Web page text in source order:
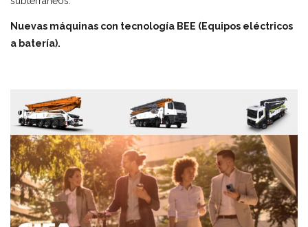
Nuevas máquinas con tecnología BEE (Equipos eléctricos
a batería).